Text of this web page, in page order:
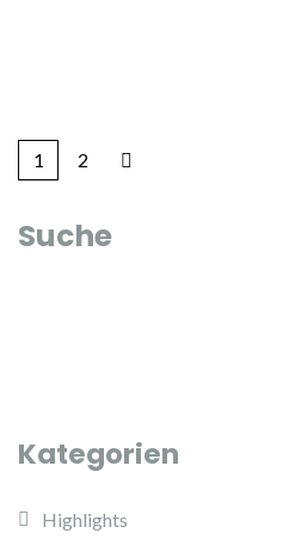
1 2
Suche
Kategorien
Highlights